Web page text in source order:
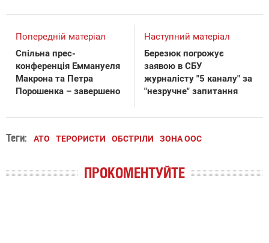
Попередній матеріал
Спільна прес-
конференція Еммануеля
Макрона та Петра
Порошенка – завершено
Наступний матеріал
Березюк погрожує
заявою в СБУ
журналісту "5 каналу" за
"незручне" запитання
Теги: АТО ТЕРОРИСТИ ОБСТРІЛИ ЗОНА ООС
ПРОКОМЕНТУЙТЕ